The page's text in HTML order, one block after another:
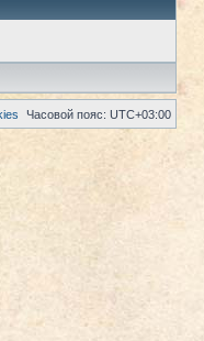
Часовой пояс: UTC+03:00